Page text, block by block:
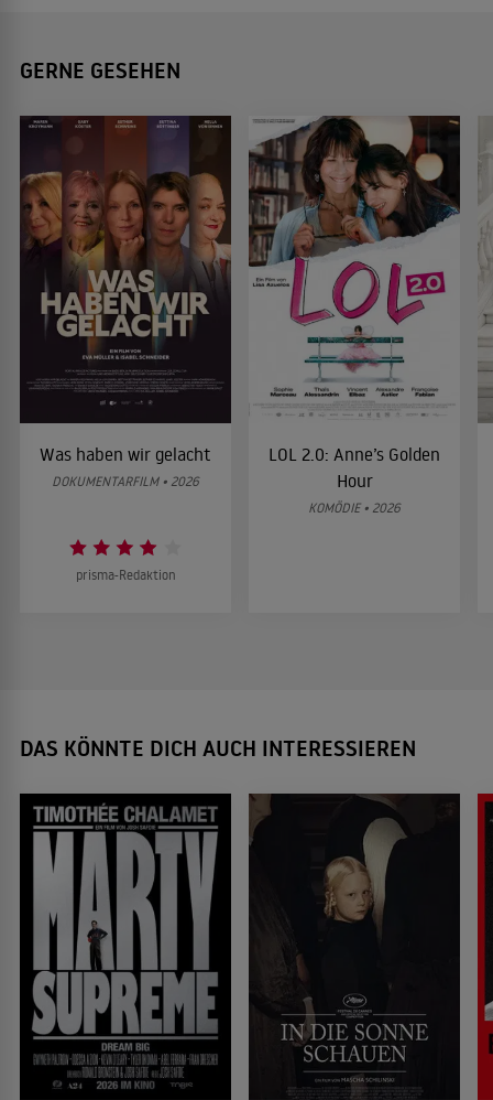
GERNE GESEHEN
Was haben wir gelacht
DOKUMENTARFILM • 2026
prisma-Redaktion
LOL 2.0: Anne’s Golden
Hour
KOMÖDIE • 2026
DAS KÖNNTE DICH AUCH INTERESSIEREN